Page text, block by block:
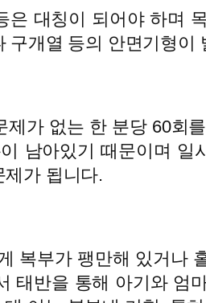
대칭이 되어야 하며
개열 등의 안면기형이
가 없는 한 분당 60회
남아있기 때문이며
가 됩니다.
복부가 팽만해 있거나
태반을 통해 아기와 엄